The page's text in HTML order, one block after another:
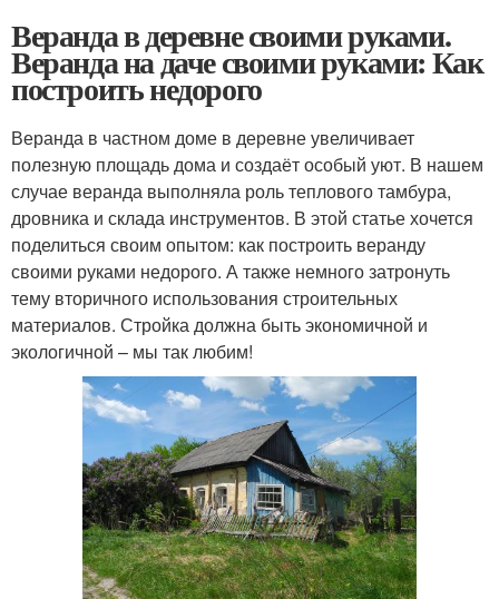
Веранда в деревне своими руками.
Веранда на даче своими руками: Как
построить недорого
Веранда в частном доме в деревне увеличивает
полезную площадь дома и создаёт особый уют. В нашем
случае веранда выполняла роль теплового тамбура,
дровника и склада инструментов. В этой статье хочется
поделиться своим опытом: как построить веранду
своими руками недорого. А также немного затронуть
тему вторичного использования строительных
материалов. Стройка должна быть экономичной и
экологичной – мы так любим!